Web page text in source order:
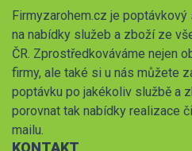
Firmyzarohem.cz je
na nabídky služeb a zboží ze
ČR. Zprostředkováváme nejen
firmy, ale také si u nás můžete
poptávku po jakékoliv službě a
porovnat tak nabídky realizace
mailu.
KONTAKT